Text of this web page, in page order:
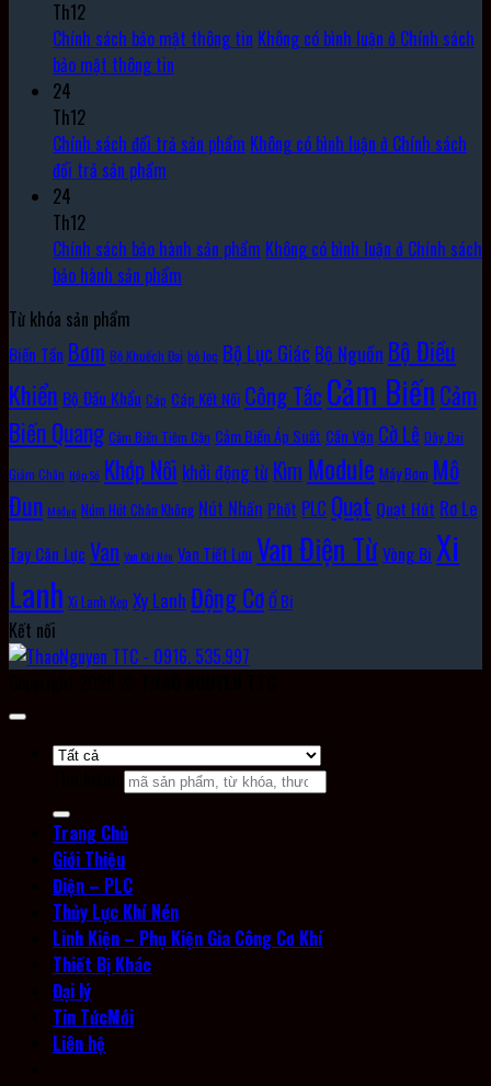
Th12
Chính sách bảo mật thông tin Không có bình luận ở Chính sách
bảo mật thông tin
24
Th12
Chính sách đổi trả sản phẩm Không có bình luận ở Chính sách
đổi trả sản phẩm
24
Th12
Chính sách bảo hành sản phẩm Không có bình luận ở Chính sách
bảo hành sản phẩm
Từ khóa sản phẩm
Biến Tần Bơm Bộ Khuếch Đại bộ lọc Bộ Lục Giác Bộ Nguồn Bộ Điều
Khiển Bộ Đầu Khẩu Cáp Cáp Kết Nối Công TắcCảm BiếnCảm
Biến Quang Cảm Biến Tiệm Cận Cảm Biến Áp Suất Cần Vặn Cờ Lê Dây Đai
Giảm Chấn Hộp Số Khớp Nối khởi động từ Kìm Module Máy Bơm Mô
Đun Môđun Núm Hút Chân Không Nút Nhấn Phốt PLC Quạt Quạt Hút Rơ Le
Tay Cân Lực Van Van Khí Nén Van Tiết Lưu Van Điện TừVòng Bi Xi
Lanh Xi Lanh Kẹp Xy LanhĐộng CơỔ Bi
Kết nối
Trang Chủ
Giới Thiệu
Điện – PLC
Thủy Lực Khí Nén
Linh Kiện – Phụ Kiện Gia Công Cơ Khí
Thiết Bị Khác
Đại lý
Tin Tức
Liên hệ